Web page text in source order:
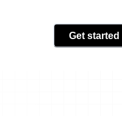
Get started